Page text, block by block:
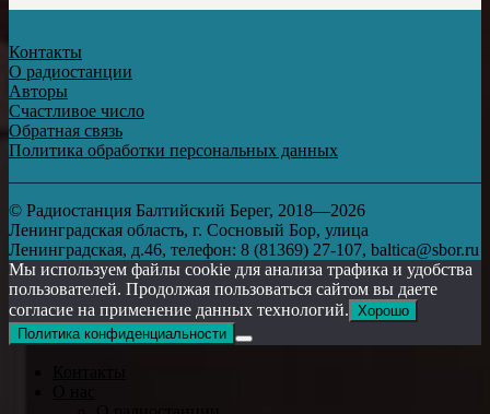
Контакты
О радиостанции
Авторы
Счастливое число
Обратная связь
Политика обработки персональных данных
© Радиостанция Балтийский Берег, 2018—2026
Ленинградская область, г. Сосновый Бор, улица
Ленинградская, д.46, телефон: 8 (81369) 27-107, baltica@sbor.ru
Мы используем файлы cookie для анализа трафика и удобства
пользователей. Продолжая пользоваться сайтом вы даете
согласие на применение данных технологий. Хорошо
Политика конфиденциальности